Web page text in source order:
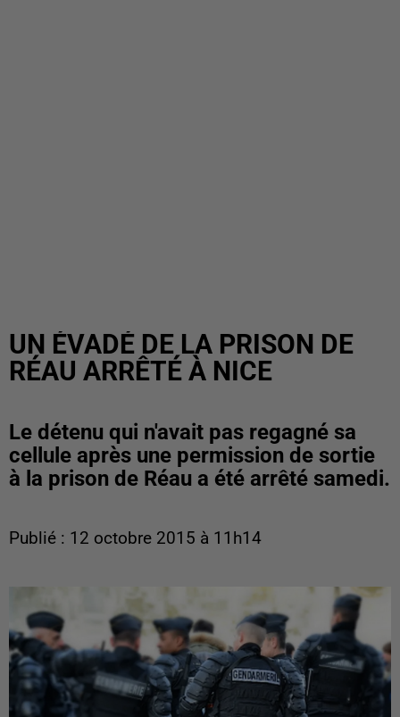
UN ÉVADÉ DE LA PRISON DE
RÉAU ARRÊTÉ À NICE
Le détenu qui n'avait pas regagné sa
cellule après une permission de sortie
à la prison de Réau a été arrêté samedi.
Publié : 12 octobre 2015 à 11h14